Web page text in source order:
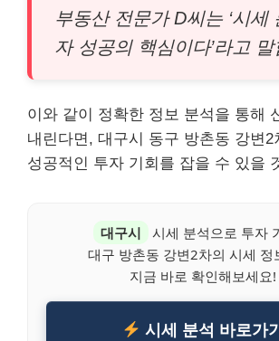
부동산 전문가 D씨는 ‘시세
자 성공의 핵심이다’라고 말
이와 같이 정확한 정보 분석을 통해
내린다면, 대구시 동구 방촌동 강변2
성공적인 투자 기회를 잡을 수 있을
대구시
시세 분석으로 투자
대구 방촌동 강변2차의 시세 정
지금 바로 확인해보세요!
시세 분석 바로가